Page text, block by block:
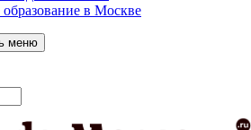
в Москве
меню